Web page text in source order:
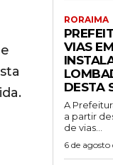
RORAIMA
VIAS
DESTA
A
a partir
de vias...
6 de agosto